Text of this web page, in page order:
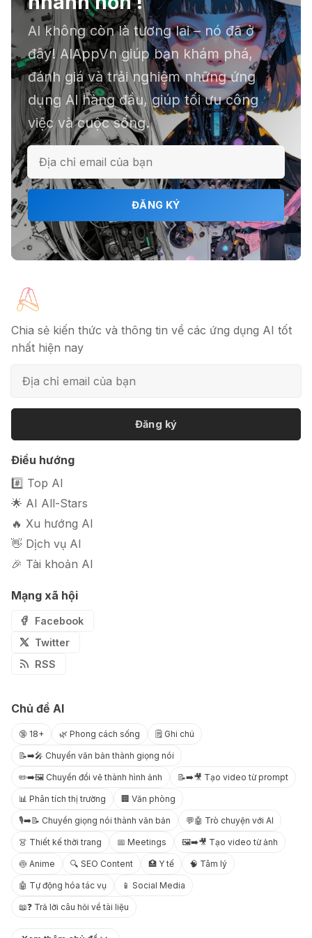
agent tự động hoá
📕 Kimi AI - Ứng dụng tóm tắt hàng
chục file dữ liệu
ℹ️ Napkin AI - Biến văn bản thành
infographic
🎗️ Logomaster.ai: Thiết kế logo
chuyên nghiệp trong 5 phút
bài báo
📦 Mokker - Ứng dụng chỉnh sửa
ảnh sản phẩm chuyên nghiệp
AI không còn là tương lai – nó đã ở
đây! AIAppVn giúp bạn khám phá,
đánh giá và trải nghiệm những ứng
dụng AI hàng đầu, giúp tối ưu công
việc và cuộc sống.
ĐĂNG KÝ
Chia sẻ kiến thức và thông tin về các ứng dụng AI tốt
nhất hiện nay
Đăng ký
Điều hướng
#️⃣ Top AI
🌟 AI All-Stars
🔥 Xu hướng AI
👋 Dịch vụ AI
🎉 Tài khoản AI
Mạng xã hội
Facebook
Twitter
RSS
Chủ đề AI
🔞 18+ 🌿 Phong cách sống 🗒️ Ghi chú
📝➡️🎤 Chuyển văn bản thành giọng nói
✏️➡️🖼️ Chuyển đổi vẽ thành hình ảnh 📝➡️🎥 Tạo video từ prompt
📊 Phân tích thị trường 🏢 Văn phòng
🎙️➡️📝 Chuyển giọng nói thành văn bản 💬🤖 Trò chuyện với AI
👗 Thiết kế thời trang 📅 Meetings 🖼️➡️🎥 Tạo video từ ảnh
🍥 Anime 🔍 SEO Content 🏥 Y tế 🧠 Tâm lý
🤖 Tự động hóa tác vụ 📱 Social Media
📖❓ Trả lời câu hỏi về tài liệu